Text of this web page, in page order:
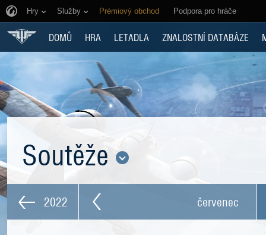
Hry Služby Prémiový obchod Podpora pro hráče
DOMŮ HRA LETADLA ZNALOSTNÍ DATABÁZE
Soutěže
2022 červenec